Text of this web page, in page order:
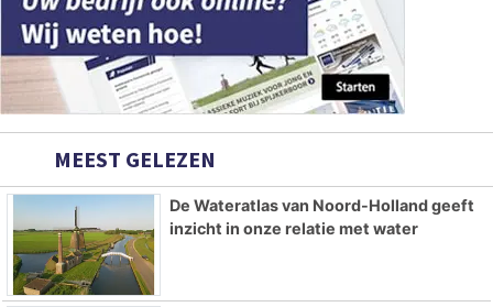
MEEST GELEZEN
De Wateratlas van Noord-Holland geeft
inzicht in onze relatie met water